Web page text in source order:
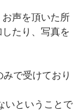
声を頂いた所
たり、写真を
で受けており
いということで